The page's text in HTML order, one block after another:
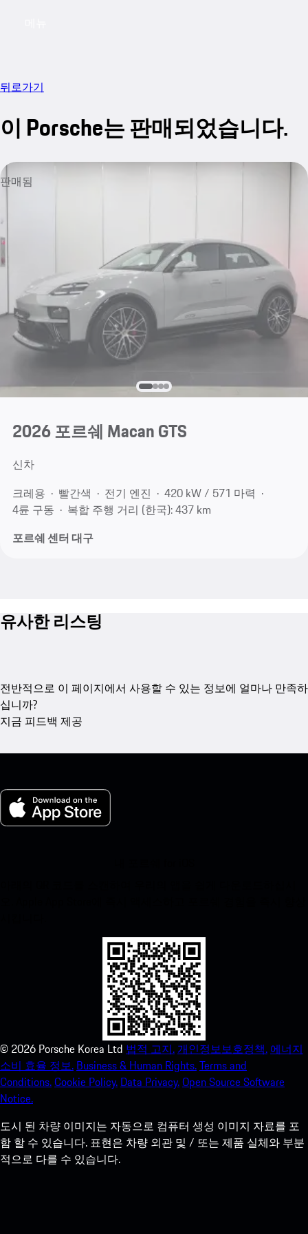
뒤로가기
이 Porsche는 판매되었습니다.
판매됨
2026 포르쉐 Macan GTS
신차
크레용
빨간색 전기 엔진
420 kW / 571 마력
4륜 구동
복합 주행 거리 (한국): 437 km
포르쉐 센터 대구
유사한 리스팅
전반적으로 이 페이지에서 사용할 수 있는 정보에 얼마나 만족하
십니까?
지금 피드백 제공
© 2026 Porsche Korea Ltd 법적 고지. 개인정보보호정책. 에너지
소비 효율 정보. Business & Human Rights.Terms and
Conditions.Cookie Policy. Data Privacy.Open Source Software
Notice.
도시 된 차량 이미지는 자동으로 컴퓨터 생성 이미지 자료를 포
함 할 수 있습니다. 표현은 차량 외관 및 / 또는 제품 실체와 부분
적으로 다를 수 있습니다.